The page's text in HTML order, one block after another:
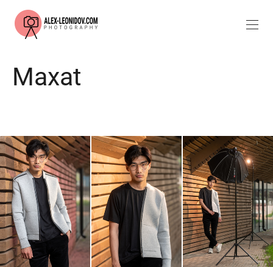
Maxat